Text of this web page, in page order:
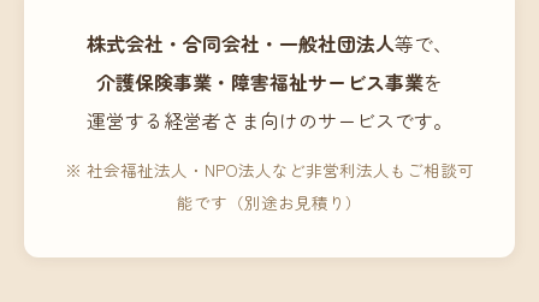
株式会社・合同会社・一般社団法人等で、
介護保険事業・障害福祉サービス事業を
運営する経営者さま向けのサービスです。
※ 社会福祉法人・NPO法人など非営利法人もご相談可
能です（別途お見積り）